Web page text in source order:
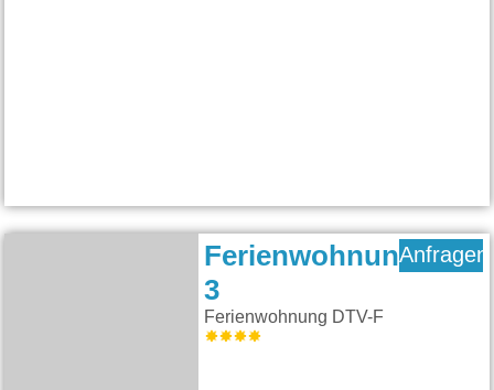
Ferienwohnung
3
Ferienwohnung DTV-F
Anfragen